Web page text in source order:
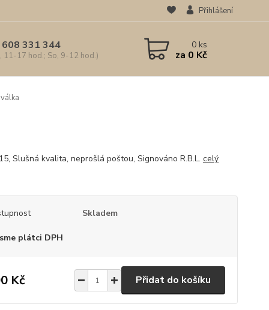
Přihlášení
331 344
11-17 hod.; So, 9-12 hod.)
0ks
za 0 Kč
Slušná kvalita, neprošlá poštou, Signováno R.B.L. celý
Skladem
plátci DPH
Kč Přidat do košíku